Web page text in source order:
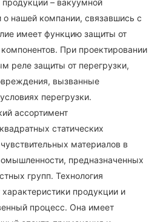
нашей компании, связавшись с
имеет функцию защиты от
При проектировании
реле защиты от перегрузки,
вызванные
перегрузки.
ассортимент
статических
материалов в
предназначенных
групп. Технология
характеристики продукции и
процесс. Она имеет